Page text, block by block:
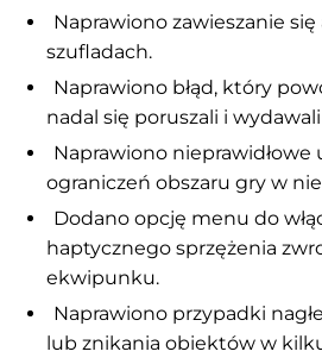
Naprawiono zawieszanie
szufladach.
Naprawiono błąd, który
nadal się poruszali i
Naprawiono nieprawidłowe
ograniczeń obszaru gry w
Dodano opcję menu do
haptycznego sprzężenia
ekwipunku.
Naprawiono przypadki
lub znikania obiektów w